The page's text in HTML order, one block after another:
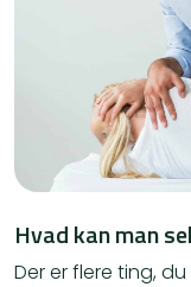
Hvad kan man
Der er flere ting,